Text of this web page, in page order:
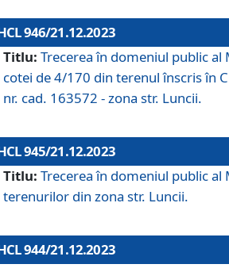
946/21.12.2023
Titlu: Trecerea în domeniul public al
cotei de 4/170 din terenul înscris în
nr. cad. 163572 - zona str. Luncii.
945/21.12.2023
Titlu: Trecerea în domeniul public al
terenurilor din zona str. Luncii.
944/21.12.2023